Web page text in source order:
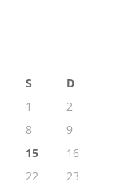
S
D
1
2
8
9
15
16
22
23